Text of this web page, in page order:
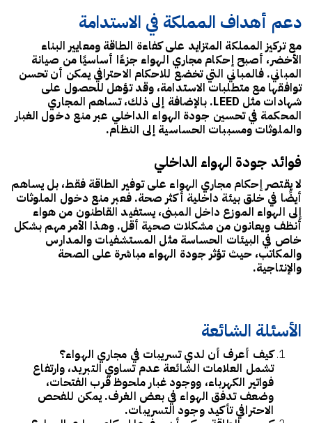
دعم أهداف المملكة في الاستدامة
مع تركيز المملكة المتزايد علىكفاءة الطاقة ومعايير البناء
الأخضر، أصبح إحكام مجاري الهواء جزءًا أساسيًا من صيانة
المباني. فالمباني التي تخضع للاحكام الاحترافي يمكن أن تحسن
توافقها مع متطلبات الاستدامة، وقد تؤهل للحصول على
شهادات مثل LEED. بالإضافة إلى ذلك، تساهم المجاري
المحكمة في تحسين جودة الهواء الداخلي عبر منع دخول الغبار
والملوثات ومسببات الحساسية إلى النظام.
فوائد جودة الهواء الداخلي
لا يقتصر إحكام مجاري الهواء على توفير الطاقة فقط، بل يساهم
أيضًا في خلق بيئة داخلية أكثر صحة. فعبر منع دخول الملوثات
إلى الهواء الموزع داخل المبنى، يستفيد القاطنون من هواء
أنظف ويعانون من مشكلات صحية أقل. وهذا الأمر مهم بشكل
خاص في البيئات الحساسة مثل المستشفيات والمدارس
والمكاتب، حيث تؤثر جودة الهواء مباشرة على الصحة
والإنتاجية.
الأسئلة الشائعة
كيف أعرف أن لدي تسريبات في مجاري الهواء؟
تشمل العلامات الشائعة عدم تساوي التبريد، وارتفاع
فواتير الكهرباء، ووجود غبار ملحوظ قرب الفتحات،
وضعف تدفق الهواء في بعض الغرف. يمكن للفحص
الاحترافي تأكيد وجود التسريبات.